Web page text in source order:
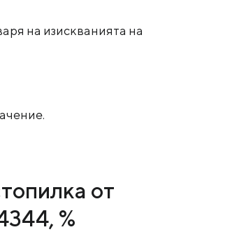
на изискванията на
от
%